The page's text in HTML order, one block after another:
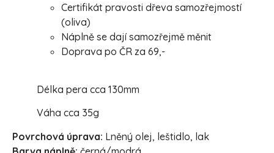
Certifikát pravosti dřeva samozřejmostí
(oliva)
Náplně se dají samozřejmě měnit
Doprava po ČR za 69,-
Délka pera cca 130mm
Váha cca 35g
Povrchová úprava: Lněný olej, leštidlo, lak